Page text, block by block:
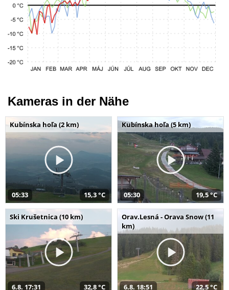
Kameras in der Nähe
Kubínska hoľa (2 km)
05:33 15,3 °C
Kubínska hoľa (5 km)
05:30 19,5 °C
Ski Krušetnica (10 km)
6.8. 17:31 32,8 °C
Orav.Lesná - Orava Snow (11
km)
6.8. 18:51 22,5 °C